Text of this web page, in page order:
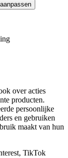
over acties
producten.
persoonlijke
en gebruiken
maakt van hun
TikTok